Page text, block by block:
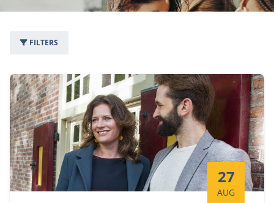
31 evenementen
Startdatum:
27
AUG
FILTERS